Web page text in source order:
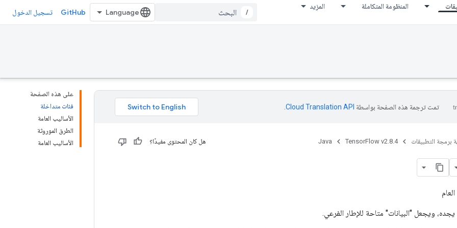
المنظومة المتكاملة المزيد
/
GitHub تسجيل الدخول
على هذه الصفحة
فئات متداخلة
الأساليب العامة
الطرق الموروثة
الأساليب العامة
تمت ترجمة هذه الصفحة بواسطة Cloud Translation API‏
برمجة التطبيقات TensorFlow v2.8.4
Java هل كان المحتوى مفيدًا؟
ويجعل "البيانات" متاحة للإطار الفرعي.